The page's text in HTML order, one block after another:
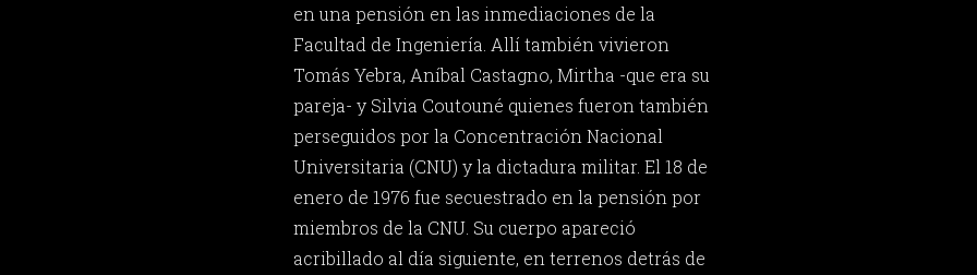
en una pensión en las inmediaciones de la
Facultad de Ingeniería. Allí también vivieron
Tomás Yebra, Aníbal Castagno, Mirtha -que era su
pareja- y Silvia Coutouné quienes fueron también
perseguidos por la Concentración Nacional
Universitaria (CNU) y la dictadura militar. El 18 de
enero de 1976 fue secuestrado en la pensión por
miembros de la CNU. Su cuerpo apareció
acribillado al día siguiente, en terrenos detrás de